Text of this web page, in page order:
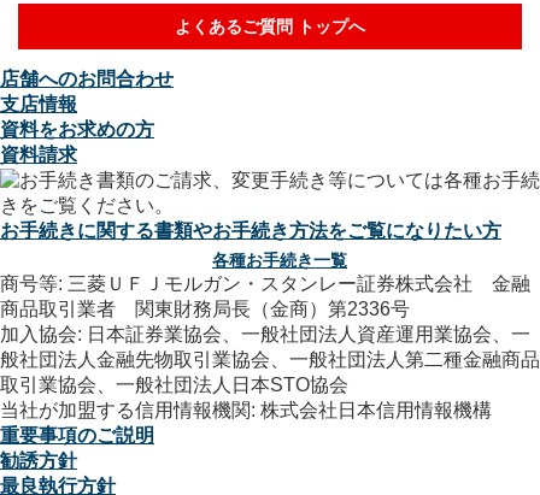
よくあるご質問 トップへ
店舗へのお問合わせ
支店情報
資料をお求めの方
資料請求
お手続きに関する書類やお手続き方法をご覧になりたい方
各種お手続き一覧
商号等: 三菱ＵＦＪモルガン・スタンレー証券株式会社 金融
商品取引業者 関東財務局長（金商）第2336号
加入協会: 日本証券業協会、一般社団法人資産運用業協会、一
般社団法人金融先物取引業協会、一般社団法人第二種金融商品
取引業協会、一般社団法人日本STO協会
当社が加盟する信用情報機関: 株式会社日本信用情報機構
重要事項のご説明
勧誘方針
最良執行方針